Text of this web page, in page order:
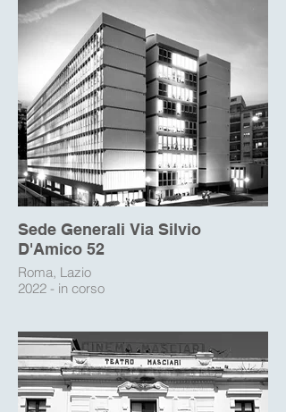
Sede Generali Via Silvio
D'Amico 52
Roma, Lazio
2022 - in corso